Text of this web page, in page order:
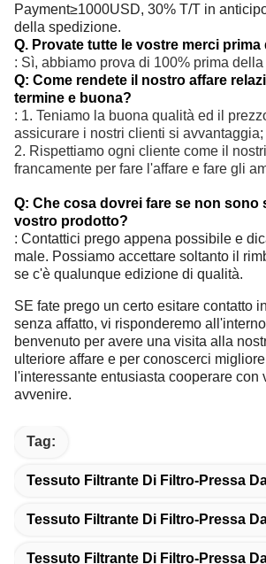
Payment≥1000USD, 30% T/T in
della spedizione.
Q. Provate tutte le vostre merci
: Sì, abbiamo prova di 100% prima
Q: Come rendete il nostro affare
termine e buona?
: 1. Teniamo la buona qualità ed il
assicurare i nostri clienti si avvantaggia;
2. Rispettiamo ogni cliente come il
francamente per fare l'affare e fare gli
Q: Che cosa dovrei fare se non sono
vostro prodotto?
: Contattici prego appena possibile e
male. Possiamo accettare soltanto il
se c'è qualunque edizione di qualità.
SE fate prego un certo esitare contatto
senza affatto, vi risponderemo
benvenuto per avere una visita alla
ulteriore affare e per conoscerci
l'interessante entusiasta cooperare con
avvenire.
Tag:
Tessuto Filtrante Di Filtro-Pressa
Tessuto Filtrante Di Filtro-Pressa
Tessuto Filtrante Di Filtro-Pressa